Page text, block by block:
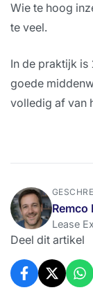
Wie te hoog
te veel.
In de praktijk is
goede
volledig af van
Remco
Lease
Deel dit artikel